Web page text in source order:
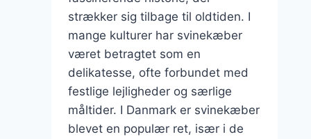
strækker sig tilbage til oldtiden. I
mange kulturer har svinekæber
været betragtet som en
delikatesse, ofte forbundet med
festlige lejligheder og særlige
måltider. I Danmark er svinekæber
blevet en populær ret, især i de